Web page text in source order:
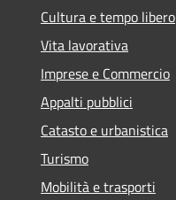
Cultura e tempo libero
Vita lavorativa
Imprese e Commercio
Appalti pubblici
Catasto e urbanistica
Turismo
Mobilità e trasporti